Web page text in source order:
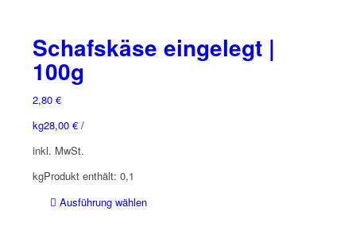
Schafskäse eingelegt |
100g
2,80 €
28,00 €/
kg
inkl. MwSt.
Produkt enthält: 0,1
kg
Ausführung wählen